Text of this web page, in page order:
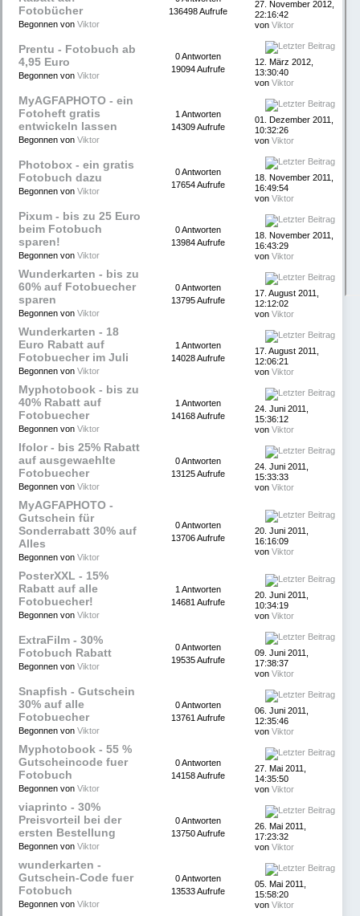
Fotobücher
Begonnen von Viktor
136498 Aufrufe
27. November 2012,
22:16:42
von Viktor
Prentu - Fotobuch ab
4,95 Euro
Begonnen von Viktor
0 Antworten
19094 Aufrufe
12. März 2012,
13:30:40
von Viktor
MyAGFAPHOTO - ein
Fotoheft gratis
entwickeln lassen
Begonnen von Viktor
1 Antworten
14309 Aufrufe
01. Dezember 2011,
10:32:26
von Viktor
Photobox - ein gratis
Fotobuch dazu
Begonnen von Viktor
0 Antworten
17654 Aufrufe
18. November 2011,
16:49:54
von Viktor
Pixum - bis zu 25 Euro
beim Fotobuch
sparen!
Begonnen von Viktor
0 Antworten
13984 Aufrufe
18. November 2011,
16:43:29
von Viktor
Wunderkarten - bis zu
60% auf Fotobuecher
sparen
Begonnen von Viktor
0 Antworten
13795 Aufrufe
17. August 2011,
12:12:02
von Viktor
Wunderkarten - 18
Euro Rabatt auf
Fotobuecher im Juli
Begonnen von Viktor
1 Antworten
14028 Aufrufe
17. August 2011,
12:06:21
von Viktor
Myphotobook - bis zu
40% Rabatt auf
Fotobuecher
Begonnen von Viktor
1 Antworten
14168 Aufrufe
24. Juni 2011,
15:36:12
von Viktor
Ifolor - bis 25% Rabatt
auf ausgewaehlte
Fotobuecher
Begonnen von Viktor
0 Antworten
13125 Aufrufe
24. Juni 2011,
15:33:33
von Viktor
MyAGFAPHOTO -
Gutschein für
Sonderrabatt 30% auf
Alles
Begonnen von Viktor
0 Antworten
13706 Aufrufe
20. Juni 2011,
16:16:09
von Viktor
PosterXXL - 15%
Rabatt auf alle
Fotobuecher!
Begonnen von Viktor
1 Antworten
14681 Aufrufe
20. Juni 2011,
10:34:19
von Viktor
ExtraFilm - 30%
Fotobuch Rabatt
Begonnen von Viktor
0 Antworten
19535 Aufrufe
09. Juni 2011,
17:38:37
von Viktor
Snapfish - Gutschein
30% auf alle
Fotobuecher
Begonnen von Viktor
0 Antworten
13761 Aufrufe
06. Juni 2011,
12:35:46
von Viktor
Myphotobook - 55 %
Gutscheincode fuer
Fotobuch
Begonnen von Viktor
0 Antworten
14158 Aufrufe
27. Mai 2011,
14:35:50
von Viktor
viaprinto - 30%
Preisvorteil bei der
ersten Bestellung
Begonnen von Viktor
0 Antworten
13750 Aufrufe
26. Mai 2011,
17:23:32
von Viktor
wunderkarten -
Gutschein-Code fuer
Fotobuch
Begonnen von Viktor
0 Antworten
13533 Aufrufe
05. Mai 2011,
15:58:20
von Viktor